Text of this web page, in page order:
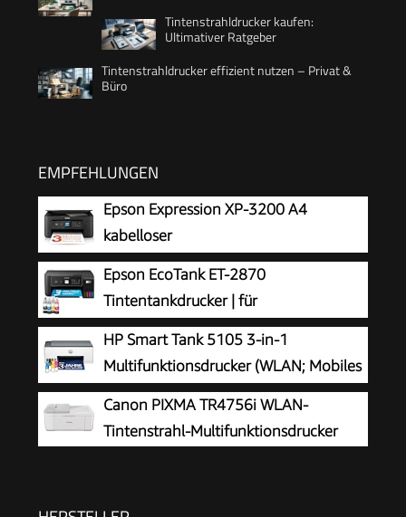
Tintenstrahldrucker kaufen:
Ultimativer Ratgeber
Tintenstrahldrucker effizient nutzen – Privat &
Büro
EMPFEHLUNGEN
Epson Expression XP-3200 A4
kabelloser
Multifunktionstintenstrahldrucker
Epson EcoTank ET-2870
Tintentankdrucker | für
vielbeschäftigte Haushalte | WLAN | A4
| Drucken, Kopieren, Scannen | 3.7 cm LCD-
Display | inkl. Tinte für bis zu 3 Jahre
HP Smart Tank 5105 3-in-1
Multifunktionsdrucker (WLAN; Mobiles
Drucken) – 3 Jahre Tinte inklusive, 3
Jahre Garantie, großer Tintentank, hohe
Reichweite, Drucken in hoher Qualität
Canon PIXMA TR4756i WLAN-
Tintenstrahl-Multifunktionsdrucker